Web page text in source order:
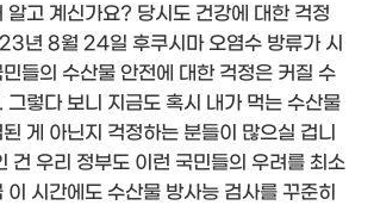
알고 계신가요? 당시도 건강에 대한 걱정
년 8월 24일 후쿠시마 오염수 방류가 시
들의 수산물 안전에 대한 걱정은 커질 수
그렇다 보니 지금도 혹시 내가 먹는 수산물
게 아닌지 걱정하는 분들이 많으실 겁니
건 우리 정부도 이런 국민들의 우려를 최소
이 시간에도 수산물 방사능 검사를 꾸준히